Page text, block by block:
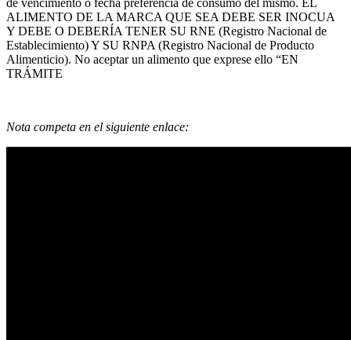
ALIMENTO DE LA MARCA QUE SEA DEBE SER INOCUA
Y DEBE O DEBERÍA TENER SU RNE (Registro Nacional de
Establecimiento) Y SU RNPA (Registro Nacional de Producto
Alimenticio). No aceptar un alimento que exprese ello “EN
TRÁMITE
Nota competa en el siguiente enlace: